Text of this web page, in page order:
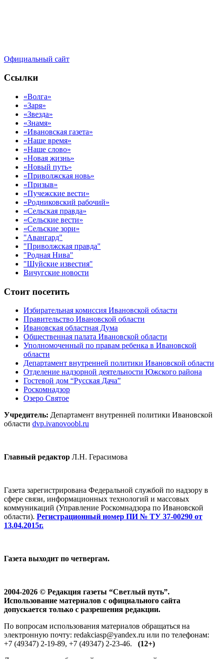
Официальный сайт
Ссылки
«Волга»
«Заря»
«Звезда»
«Знамя»
«Ивановская газета»
«Наше время»
«Наше слово»
«Новая жизнь»
«Новый путь»
«Приволжская новь»
«Призыв»
«Пучежские вести»
«Родниковский рабочий»
«Сельская правда»
«Сельские вести»
«Сельские зори»
"Авангард"
"Приволжская правда"
"Родная Нива"
"Шуйские известия"
Вичугские новости
Стоит посетить
Избирательная комиссия Ивановской области
Правительство Ивановской области
Ивановская областная Дума
Общественная палата Ивановской области
Уполномоченный по правам ребенка в Ивановской
области
Департамент внутренней политики Ивановской области
Отделение надзорной деятельности Южского района
Гостевой дом “Русская Дача”
Роскомнадзор
Озеро Святое
Учредитель: Департамент внутренней политики Ивановской
области dvp.ivanovoobl.ru
Главный редактор Л.Н. Герасимова
Газета зарегистрирована Федеральной службой по надзору в
сфере связи, информационных технологий и массовых
коммуникаций (Управление Роскомнадзора по Ивановской
области). Регистрационный номер ПИ № ТУ 37-00290 от
13.04.2015г.
Газета выходит по четвергам.
2004-2026 © Редакция газеты “Светлый путь”.
Использование материалов с официального сайта
допускается только с разрешения редакции.
По вопросам использования материалов обращаться на
электронную почту: redakciasp@yandex.ru или по телефонам:
+7 (49347) 2-19-89, +7 (49347) 2-23-46. (12+)